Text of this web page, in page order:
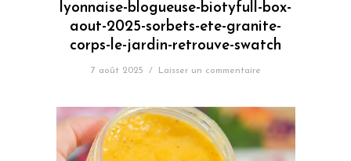
lyonnaise-blogueuse-biotyfull-box-
aout-2025-sorbets-ete-granite-
corps-le-jardin-retrouve-swatch
7 août 2025 / Laisser un commentaire